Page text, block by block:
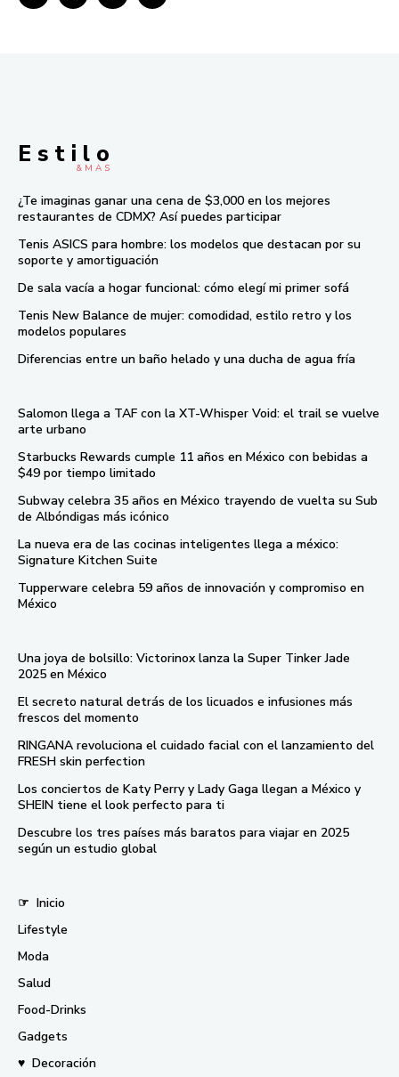
E s t i l o
& M À S
¿Te imaginas ganar una cena de $3,000 en los mejores
restaurantes de CDMX? Así puedes participar
Tenis ASICS para hombre: los modelos que destacan por su
soporte y amortiguación
De sala vacía a hogar funcional: cómo elegí mi primer sofá
Tenis New Balance de mujer: comodidad, estilo retro y los
modelos populares
Diferencias entre un baño helado y una ducha de agua fría
Salomon llega a TAF con la XT-Whisper Void: el trail se vuelve
arte urbano
Starbucks Rewards cumple 11 años en México con bebidas a
$49 por tiempo limitado
Subway celebra 35 años en México trayendo de vuelta su Sub
de Albóndigas más icónico
La nueva era de las cocinas inteligentes llega a méxico:
Signature Kitchen Suite
Tupperware celebra 59 años de innovación y compromiso en
México
Una joya de bolsillo: Victorinox lanza la Super Tinker Jade
2025 en México
El secreto natural detrás de los licuados e infusiones más
frescos del momento
RINGANA revoluciona el cuidado facial con el lanzamiento del
FRESH skin perfection
Los conciertos de Katy Perry y Lady Gaga llegan a México y
SHEIN tiene el look perfecto para ti
Descubre los tres países más baratos para viajar en 2025
según un estudio global
☞ Inicio
Lifestyle
Moda
Salud
Food-Drinks
Gadgets
♥ Decoración